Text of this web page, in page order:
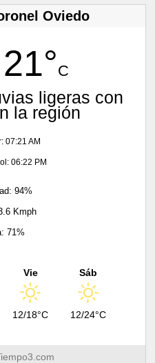
Oviedo
21°C
ligeras con
la región
07:21 AM
06:22 PM
94%
Kmph
71%
Vie
12/18°C
Sáb
12/24°C